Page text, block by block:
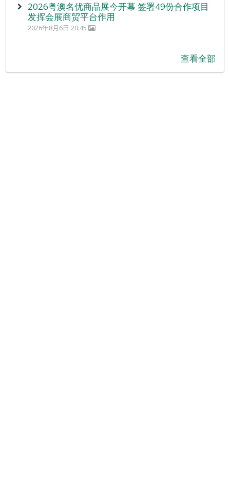
2026粤澳名优商品展今开幕 签署49份合作项目
发挥会展商贸平台作用
2026年8月6日 20:45
查看全部